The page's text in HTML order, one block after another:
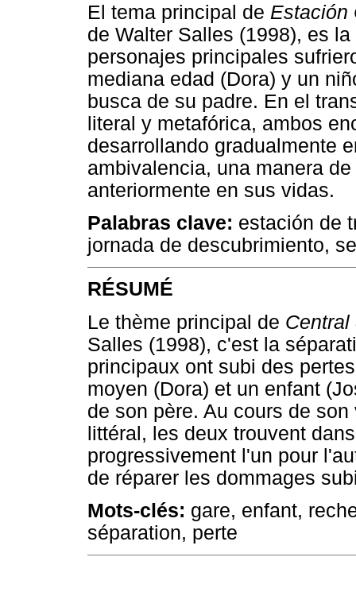
El tema principal de Estación
de Walter Salles (1998), es
personajes principales
mediana edad (Dora) y un
busca de su padre. En el
literal y metafórica, ambos
desarrollando gradualmente
ambivalencia, una manera
anteriormente en sus vidas.
Palabras clave: estación de
jornada de descubrimiento,
RÉSUMÉ
Le thème principal de Central
Salles (1998), c'est la
principaux ont subi des
moyen (Dora) et un enfant
de son père. Au cours de
littéral, les deux trouvent
progressivement l'un pour
de réparer les dommages
Mots-clés: gare, enfant,
séparation, perte